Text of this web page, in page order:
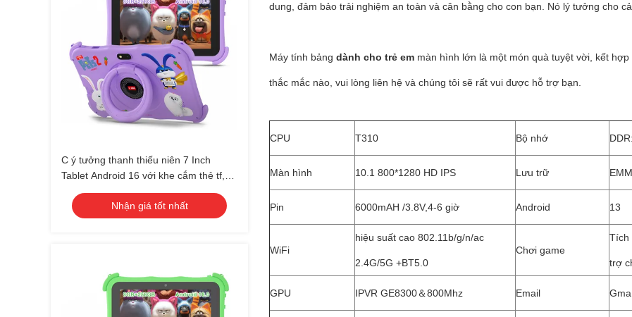
C ý tưởng thanh thiếu niên 7 Inch
Tablet Android 16 với khe cắm thẻ tf,
WiFi, 8GB + 256GB, 1024 * 600 CM89
Nhận giá tốt nhất
dung, đảm bảo trải nghiệm an toàn và cân bằng cho con bạn. Nó lý tưởng cho
Máy tính bảng dành cho trẻ em màn hình lớn là một món quà tuyệt vời, kết
thắc mắc nào, vui lòng liên hệ và chúng tôi sẽ rất vui được hỗ trợ bạn.
CPU T310 Bộ nhớ DDR:
Màn hình 10.1 800*1280 HD IPS Lưu trữ
Pin 6000mAH /3.8V,4-6 giờ Android 13
WiFi
hiệu suất cao 802.11b/g/n/ac
2.4G/5G +BT5.0
Chơi game
Tích
trợ
GPU IPVR GE8300＆800Mhz Email